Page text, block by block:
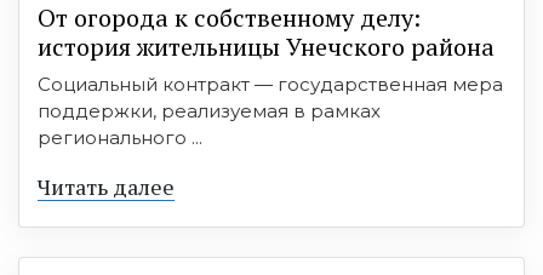
От огорода к собственному делу:
история жительницы Унечского района
Социальный контракт — государственная мера
поддержки, реализуемая в рамках
регионального ...
Читать далее